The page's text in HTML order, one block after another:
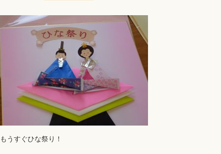
もうすぐひな祭り！